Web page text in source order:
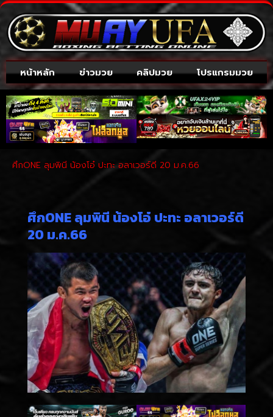
หน้าหลัก ข่าวมวย คลิปมวย โปรแกรมมวย
ศึกONE ลุมพินี น้องโอ๋ ปะทะ อลาเวอร์ดี 20 ม.ค.66
ศึกONE ลุมพินี น้องโอ๋ ปะทะ อลาเวอร์ดี
20 ม.ค.66